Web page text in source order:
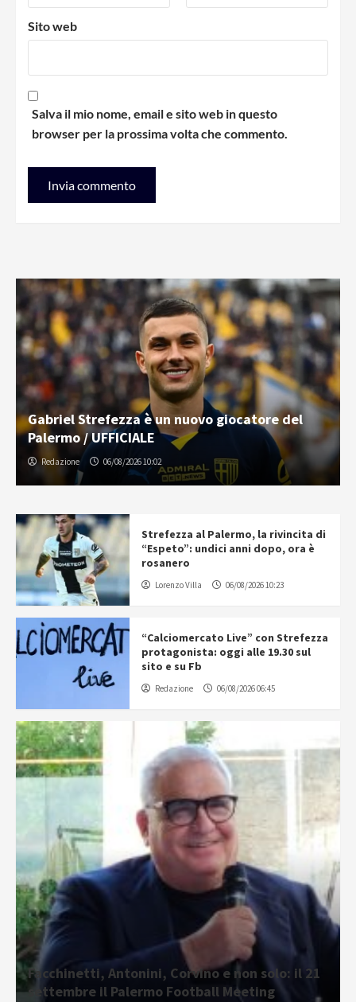
Sito web
Salva il mio nome, email e sito web in questo
browser per la prossima volta che commento.
Gabriel Strefezza è un nuovo giocatore del
Palermo / UFFICIALE
Redazione 06/08/2026 10:02
Strefezza al Palermo, la rivincita di
“Espeto”: undici anni dopo, ora è
rosanero
Lorenzo Villa 06/08/2026 10:23
“Calciomercato Live” con Strefezza
protagonista: oggi alle 19.30 sul
sito e su Fb
Redazione 06/08/2026 06:45
Facchinetti, Antonini, Corvino e non solo: il 21
settembre il Palermo Football Meeting